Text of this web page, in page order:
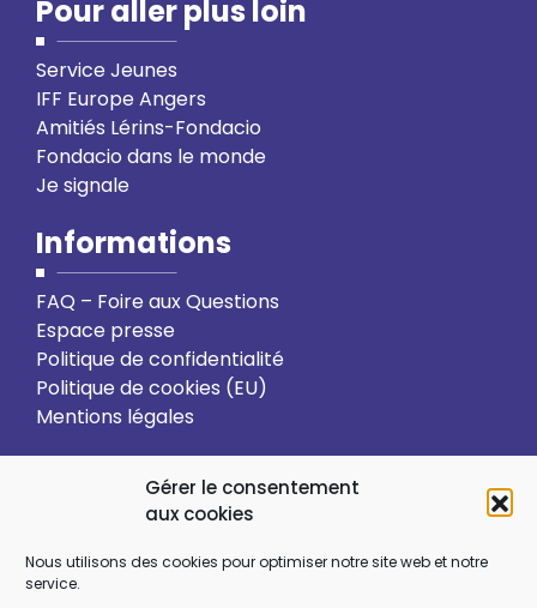
Gérer le consentement
aux cookies
Nous utilisons des cookies pour optimiser notre site web et notre
service.
Pour aller plus loin
Service Jeunes
IFF Europe Angers
Amitiés Lérins-Fondacio
Fondacio dans le monde
Je signale
Informations
FAQ – Foire aux Questions
Espace presse
Politique de confidentialité
Politique de cookies (EU)
Mentions légales
Action solidaire Formation